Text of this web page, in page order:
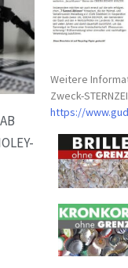
Weitere
Zweck-
https://